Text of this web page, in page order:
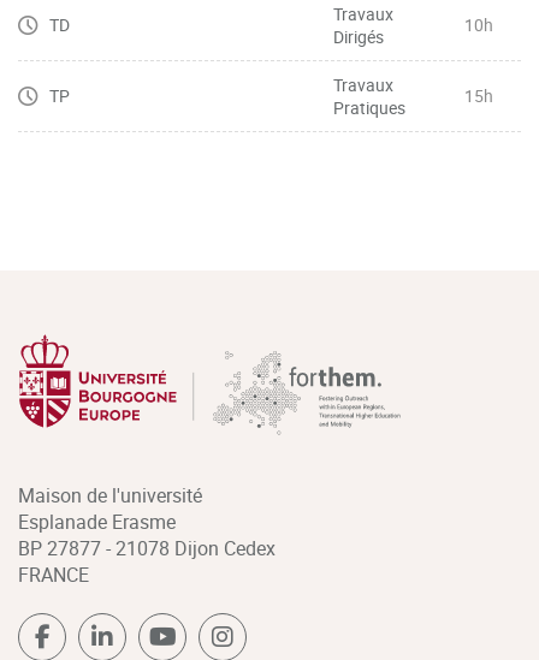
TD
Travaux
Dirigés
10h
TP
Travaux
Pratiques
15h
Maison de l'université
Esplanade Erasme
BP 27877 - 21078 Dijon Cedex
FRANCE